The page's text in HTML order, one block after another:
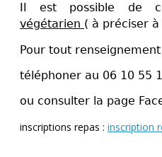
Il est possible de
végétarien ( à préciser à
Pour tout
téléphoner au 06 10 55
ou consulter la page
inscriptions repas : inscription